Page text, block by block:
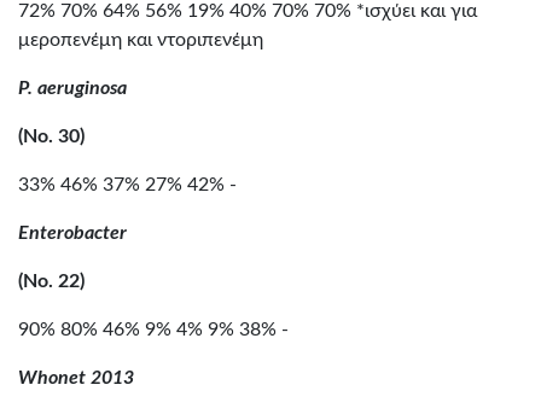
72% 70% 64% 56% 19% 40% 70% 70% *ισχύει και για
μεροπενέμη και ντοριπενέμη
P. aeruginosa
(No. 30)
33% 46% 37% 27% 42% -
Enterobacter
(No. 22)
90% 80% 46% 9% 4% 9% 38% -
Whonet 2013